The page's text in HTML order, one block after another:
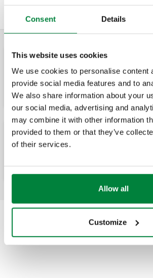
Consent Details
This website uses cookies
We use cookies to personalise content
provide social media features and to
We also share information about your
our social media, advertising and
may combine it with other information
provided to them or that they’ve
of their services.
Allow all
Customize
preensamblado en caja
distribución del fluido
primario
preensamblado con kit